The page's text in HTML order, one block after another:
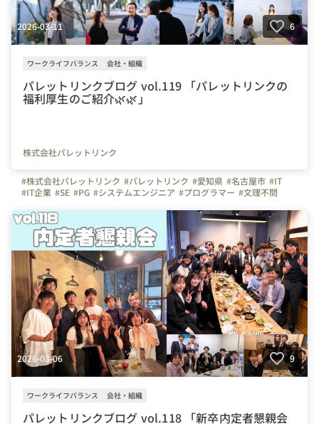
2026-03-11 6
ワークライフバランス 会社・組織
パレットリンクブログ vol.119 「パレットリンクの
福利厚生のご紹介🌿🌿」
株式会社パレットリンク
#株式会社パレットリンク #パレットリンク #愛知県 #名古屋市 #IT
#IT企業 #SE #PG #システムエンジニア #プログラマー #文理不問
#テレワーク
#自慢の福利厚生
#写真で伝える会社の雰囲気
#社内イベント #同好会 #つながりを大切に
#色とりどりの未来をITで
#パレットリンクブログ #名古屋駅 #懇親会 #ごはん #🍺 #🥟
#餃子
#餃子同好会
2026-03-06 9
ワークライフバランス 会社・組織
パレットリンクブログ vol.118 「新卒内定者懇親会